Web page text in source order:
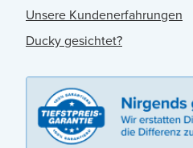
Unsere Kundenerfahrungen
Ducky gesichtet?